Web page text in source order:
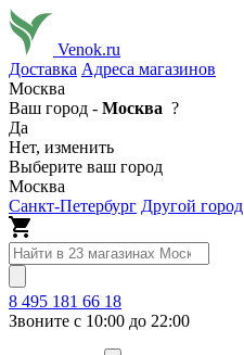
Venok.ru
Доставка Адреса магазинов
Москва
Ваш город - Москва ?
Да
Нет, изменить
Выберите ваш город
Москва
Санкт-Петербург Другой город
8 495 181 66 18
Звоните с 10:00 до 22:00